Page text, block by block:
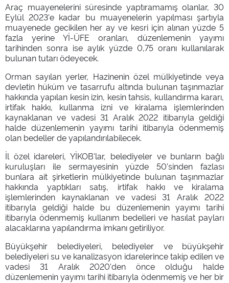
Araç muayenelerini süresinde yaptıramamış olanlar, 30
Eylül 2023'e kadar bu muayenelerin yapılması şartıyla
muayenede gecikilen her ay ve kesri için alınan yüzde 5
fazla yerine Yİ-ÜFE oranları, düzenlemenin yayımı
tarihinden sonra ise aylık yüzde 0,75 oranı kullanılarak
bulunan tutarı ödeyecek.
Orman sayılan yerler, Hazinenin özel mülkiyetinde veya
devletin hüküm ve tasarrufu altında bulunan taşınmazlar
hakkında yapılan kesin izin, kesin tahsis, kullandırma kararı,
irtifak hakkı, kullanma izni ve kiralama işlemlerinden
kaynaklanan ve vadesi 31 Aralık 2022 itibarıyla geldiği
halde düzenlemenin yayımı tarihi itibarıyla ödenmemiş
olan bedeller de yapılandırılabilecek.
İl özel idareleri, YİKOB'lar, belediyeler ve bunların bağlı
kuruluşları ile sermayesinin yüzde 50'sinden fazlası
bunlara ait şirketlerin mülkiyetinde bulunan taşınmazlar
hakkında yaptıkları satış, irtifak hakkı ve kiralama
işlemlerinden kaynaklanan ve vadesi 31 Aralık 2022
itibarıyla geldiği halde bu düzenlemenin yayımı tarihi
itibarıyla ödenmemiş kullanım bedelleri ve hasılat payları
alacaklarına yapılandırma imkanı getiriliyor.
Büyükşehir belediyeleri, belediyeler ve büyükşehir
belediyeleri su ve kanalizasyon idarelerince takip edilen ve
vadesi 31 Aralık 2020'den önce olduğu halde
düzenlemenin yayımı tarihi itibarıyla ödenmemiş ve her bir